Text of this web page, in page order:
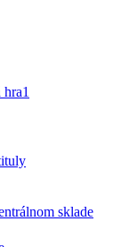
hra1
sklade